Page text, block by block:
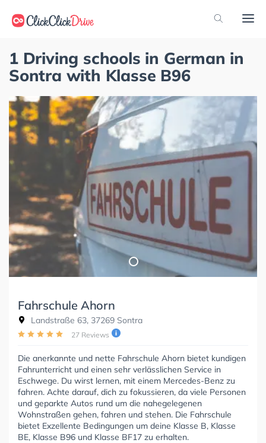
1 Driving schools in German in
Sontra with Klasse B96
Fahrschule Ahorn
Landstraße 63, 37269 Sontra
27 Reviews
Die anerkannte und nette Fahrschule Ahorn bietet kundigen
Fahrunterricht und einen sehr verlässlichen Service in
Eschwege. Du wirst lernen, mit einem Mercedes-Benz zu
fahren. Achte darauf, dich zu fokussieren, da viele Personen
und geparkte Autos rund um die nahegelegenen
Wohnstraßen gehen, fahren und stehen. Die Fahrschule
bietet Exzellente Bedingungen um deine Klasse B, Klasse
BE, Klasse B96 und Klasse BF17 zu erhalten.